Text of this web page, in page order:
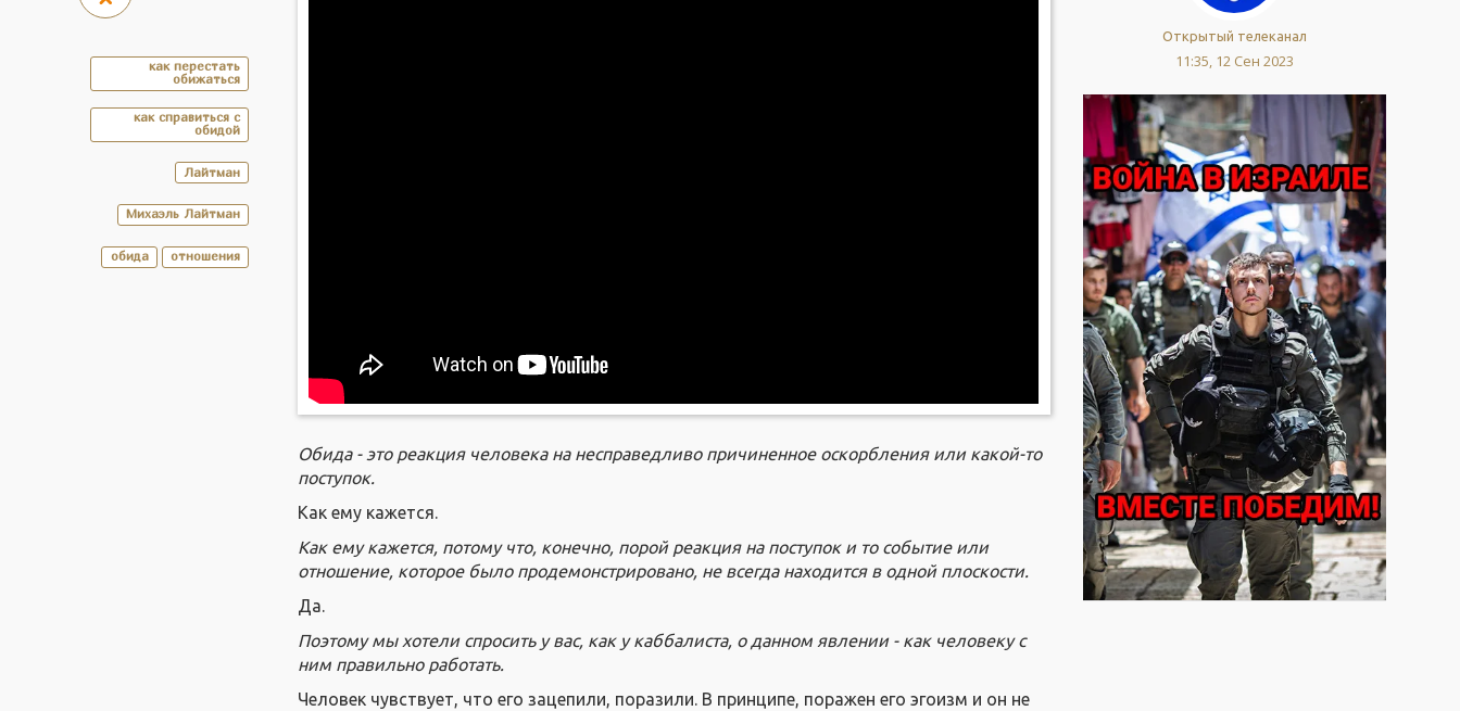
как перестать
обижаться
как справиться с
обидой
Лайтман
Михаэль Лайтман
обида отношения
Обида - это реакция человека на несправедливо причиненное оскорбления или какой-то
поступок.
Как ему кажется.
Как ему кажется, потому что, конечно, порой реакция на поступок и то событие или
отношение, которое было продемонстрировано, не всегда находится в одной плоскости.
Да.
Поэтому мы хотели спросить у вас, как у каббалиста, о данном явлении - как человеку с
ним правильно работать.
Человек чувствует, что его зацепили, поразили. В принципе, поражен его эгоизм и он не
Открытый телеканал
11:35, 12 Сен 2023